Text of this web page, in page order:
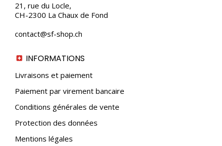
21, rue du Locle,
CH-2300 La Chaux de Fond
contact@sf-shop.ch
INFORMATIONS
Livraisons et paiement
Paiement par virement bancaire
Conditions générales de vente
Protection des données
Mentions légales